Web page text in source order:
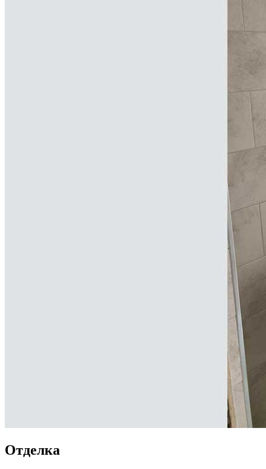
Отделка